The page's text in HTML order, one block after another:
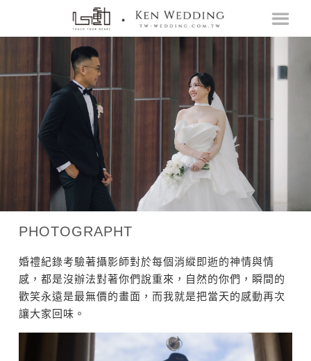
PHOTOGRAPHT
婚禮紀錄考驗著攝影師對於每個消縱即逝的神情與情
感，都是沒辦法對著你們說重來，自然的你們，瞬間的
歡笑永遠是最無價的畫面，而我就是把當天的感動再次
讓大家回味。